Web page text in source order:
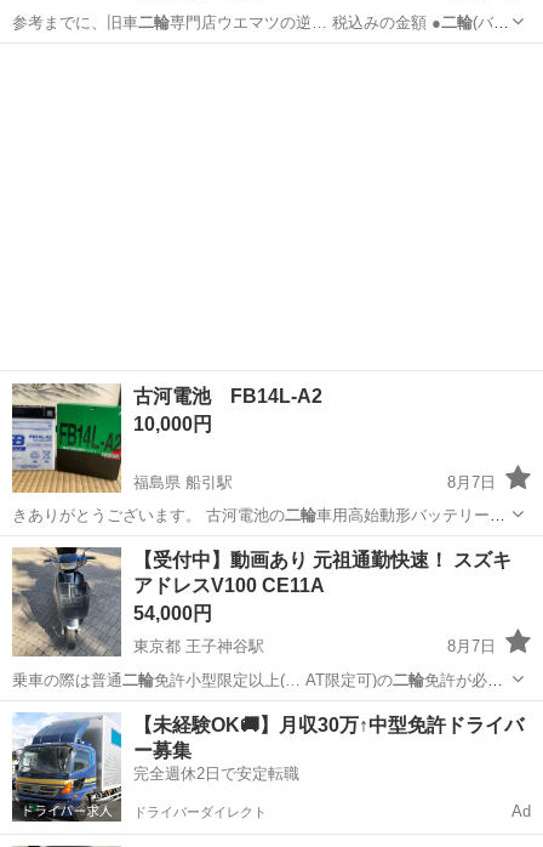
参考までに、旧車二輪 専門店ウエマツの逆… 税込みの金額 ●二輪(バイ
ク、単車)の…
古河電池 FB14L-A2
10,000円
福島県 船引駅
8月7日
きありがとうございます。 古河電池の二輪車用高始動形バッテリー
FB14L-A2…
福島 田村市 船引駅 その他
【受付中】動画あり 元祖通勤快速！ スズキ
アドレスV100 CE11A
54,000円
東京都 王子神谷駅
8月7日
乗車の際は普通二輪免許小型限定以上(… AT限定可)の二輪免許が必要
です。 …
東京 北区 王子神谷駅 スズキ スクーター
【未経験OK🚚】月収30万↑中型免許ドライバ
ー募集
完全週休2日で安定転職
ドライバーダイレクト Ad